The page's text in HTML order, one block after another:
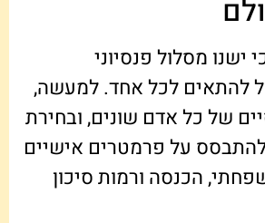
ישנו מסלול פנסיוני
להתאים לכל אחד. למעשה,
של כל אדם שונים, ובחירת
על פרמטרים אישיים
הכנסה ורמות סיכון